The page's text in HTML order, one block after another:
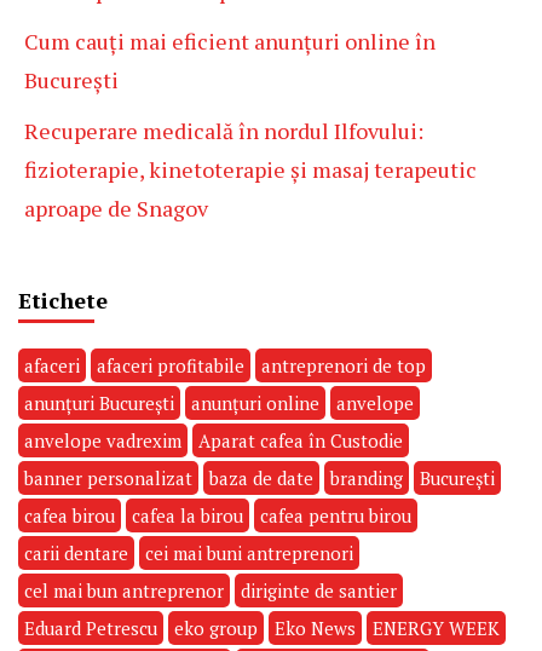
Cum cauți mai eficient anunțuri online în
București
Recuperare medicală în nordul Ilfovului:
fizioterapie, kinetoterapie și masaj terapeutic
aproape de Snagov
Etichete
afaceri afaceri profitabile
antreprenori de top
anunțuri București
anunțuri online
anvelope
anvelope vadrexim
Aparat cafea în Custodie
banner personalizat
baza de date branding
București
cafea birou
cafea la birou
cafea pentru birou
carii dentare
cei mai buni antreprenori
cel mai bun antreprenor
diriginte de santier
Eduard Petrescu
eko group Eko News
ENERGY WEEK